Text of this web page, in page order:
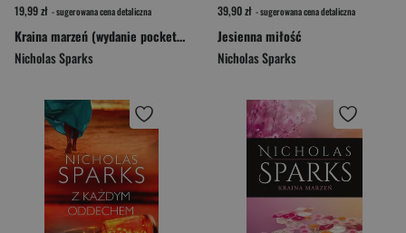
19,99 zł - sugerowana cena detaliczna
Kraina marzeń (wydanie pocketowe)
Nicholas Sparks
39,90 zł - sugerowana cena detaliczna
Jesienna miłość
Nicholas Sparks